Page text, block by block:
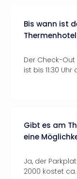
Bis wann ist
Der Check-
ist bis 11:30
Gibt es am
eine
Ja, der
2000 kostet